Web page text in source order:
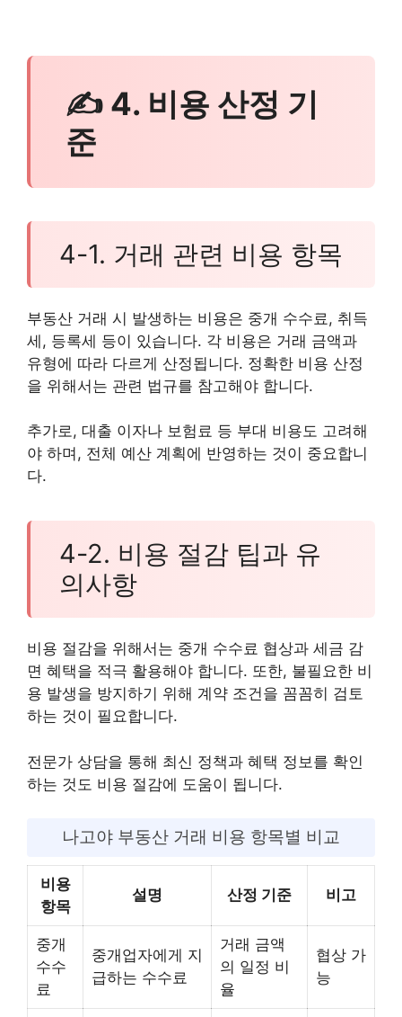
✍ 4. 비용 산정 기
준
4-1. 거래 관련 비용 항목
부동산 거래 시 발생하는 비용은 중개 수수료, 취득
세, 등록세 등이 있습니다. 각 비용은 거래 금액과
유형에 따라 다르게 산정됩니다. 정확한 비용 산정
을 위해서는 관련 법규를 참고해야 합니다.
추가로, 대출 이자나 보험료 등 부대 비용도 고려해
야 하며, 전체 예산 계획에 반영하는 것이 중요합니
다.
4-2. 비용 절감 팁과 유
의사항
비용 절감을 위해서는 중개 수수료 협상과 세금 감
면 혜택을 적극 활용해야 합니다. 또한, 불필요한 비
용 발생을 방지하기 위해 계약 조건을 꼼꼼히 검토
하는 것이 필요합니다.
전문가 상담을 통해 최신 정책과 혜택 정보를 확인
하는 것도 비용 절감에 도움이 됩니다.
나고야 부동산 거래 비용 항목별 비교
비용
항목
설명 산정 기준 비고
중개
수수
료
중개업자에게 지
급하는 수수료
거래 금액
의 일정 비
율
협상 가
능